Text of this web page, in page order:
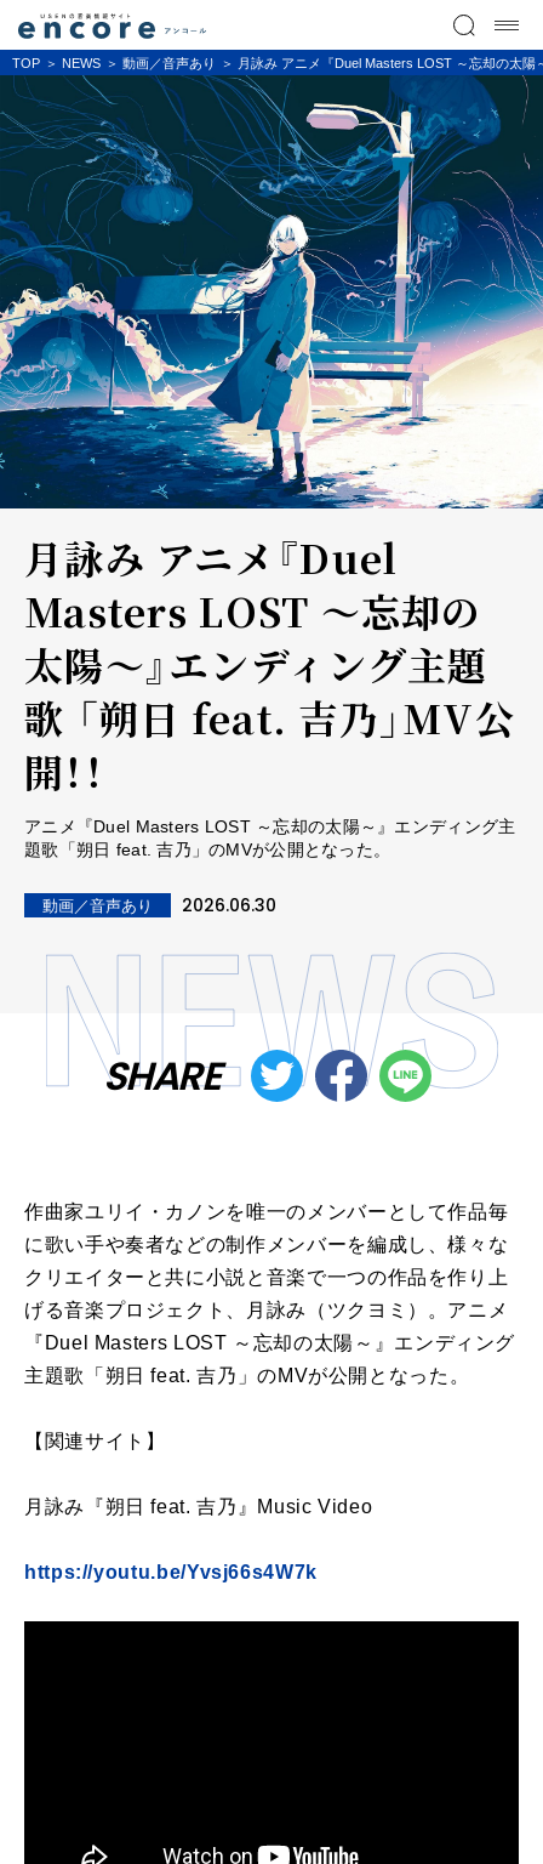
TOP NEWS 動画／音声あり 月詠み アニメ『Duel Masters LOST ～忘却の太
月詠み アニメ『Duel
Masters LOST ～忘却の
太陽～』エンディング主題
歌 「朔日 feat. 吉乃」MV公
開！！
アニメ『Duel Masters LOST ～忘却の太陽～』エンディング主
題歌「朔日 feat. 吉乃」のMVが公開となった。
動画／音声あり 2026.06.30
SHARE
作曲家ユリイ・カノンを唯一のメンバーとして作品毎
に歌い手や奏者などの制作メンバーを編成し、様々な
クリエイターと共に小説と音楽で一つの作品を作り上
げる音楽プロジェクト、月詠み（ツクヨミ）。アニメ
『Duel Masters LOST ～忘却の太陽～』エンディング
主題歌「朔日 feat. 吉乃」のMVが公開となった。
【関連サイト】
月詠み『朔日 feat. 吉乃』Music Video
https://youtu.be/Yvsj66s4W7k